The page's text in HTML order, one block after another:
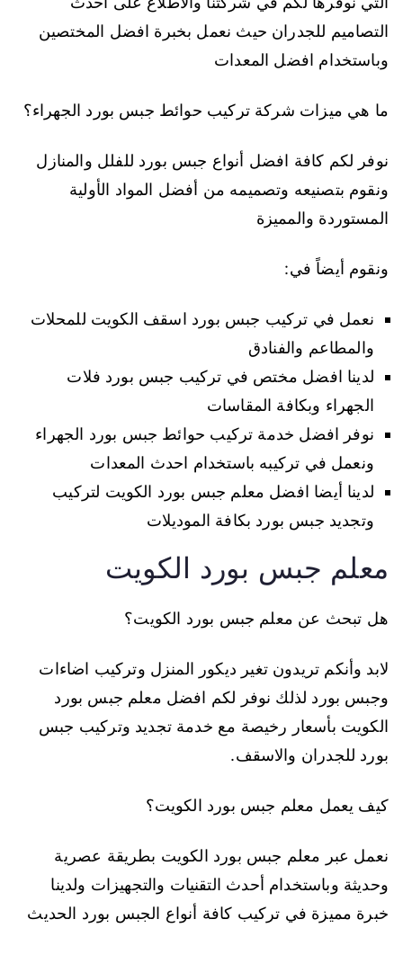
التصاميم للجدران حيث نعمل بخبرة افضل المختصين
وباستخدام افضل المعدات
ما هي ميزات شركة تركيب حوائط جبس بورد الجهراء؟
نوفر لكم كافة افضل أنواع جبس بورد للفلل والمنازل
ونقوم بتصنيعه وتصميمه من أفضل المواد الأولية
المستوردة والمميزة
ونقوم أيضاً في:
نعمل في تركيب جبس بورد اسقف الكويت للمحلات
والمطاعم والفنادق
لدينا افضل مختص في تركيب جبس بورد فلات
الجهراء وبكافة المقاسات
نوفر افضل خدمة تركيب حوائط جبس بورد الجهراء
ونعمل في تركيبه باستخدام احدث المعدات
لدينا أيضا افضل معلم جبس بورد الكويت لتركيب
وتجديد جبس بورد بكافة الموديلات
معلم جبس بورد الكويت
هل تبحث عن معلم جبس بورد الكويت؟
لابد وأنكم تريدون تغير ديكور المنزل وتركيب اضاءات
وجبس بورد لذلك نوفر لكم افضل معلم جبس بورد
الكويت بأسعار رخيصة مع خدمة تجديد وتركيب جبس
بورد للجدران والاسقف.
كيف يعمل معلم جبس بورد الكويت؟
نعمل عبر معلم جبس بورد الكويت بطريقة عصرية
وحديثة وباستخدام أحدث التقنيات والتجهيزات ولدينا
خبرة مميزة في تركيب كافة أنواع الجبس بورد الحديث